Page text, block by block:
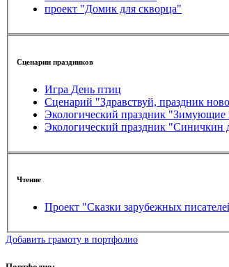
проект "Домик для скворца"
Сценарии праздников
Игра День птиц
Сценарий "Здравствуй, праздник
Экологический праздник
Экологический праздник "Синичкин
Чтение
Проект "Сказки зарубежных
Добавить грамоту в портфолио